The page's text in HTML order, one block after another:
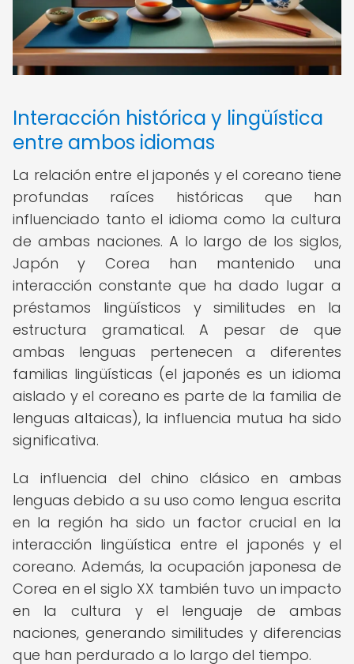
Interacción histórica y lingüística
entre ambos idiomas
La relación entre el japonés y el coreano tiene
profundas raíces históricas que han
influenciado tanto el idioma como la cultura
de ambas naciones. A lo largo de los siglos,
Japón y Corea han mantenido una
interacción constante que ha dado lugar a
préstamos lingüísticos y similitudes en la
estructura gramatical. A pesar de que
ambas lenguas pertenecen a diferentes
familias lingüísticas (el japonés es un idioma
aislado y el coreano es parte de la familia de
lenguas altaicas), la influencia mutua ha sido
significativa.
La influencia del chino clásico en ambas
lenguas debido a su uso como lengua escrita
en la región ha sido un factor crucial en la
interacción lingüística entre el japonés y el
coreano. Además, la ocupación japonesa de
Corea en el siglo XX también tuvo un impacto
en la cultura y el lenguaje de ambas
naciones, generando similitudes y diferencias
que han perdurado a lo largo del tiempo.